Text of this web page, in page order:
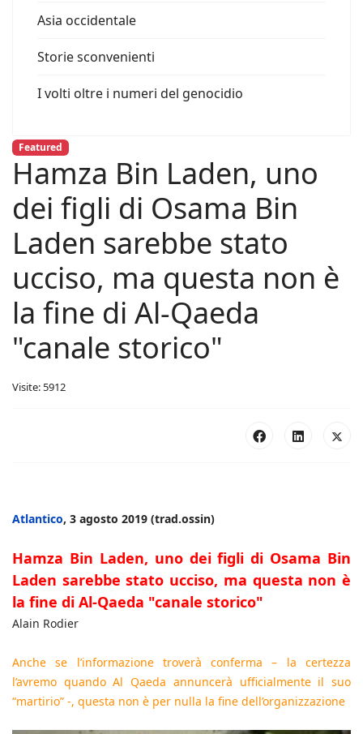
Asia occidentale
Storie sconvenienti
I volti oltre i numeri del genocidio
Featured
Hamza Bin Laden, uno
dei figli di Osama Bin
Laden sarebbe stato
ucciso, ma questa non è
la fine di Al-Qaeda
"canale storico"
Visite: 5912
Atlantico, 3 agosto 2019 (trad.ossin)
Hamza Bin Laden, uno dei figli di Osama Bin
Laden sarebbe stato ucciso, ma questa non è
la fine di Al-Qaeda "canale storico"
Alain Rodier
Anche se l’informazione troverà conferma – la certezza
l’avremo quando Al Qaeda annuncerà ufficialmente il suo
“martirio” -, questa non è per nulla la fine dell’organizzazione